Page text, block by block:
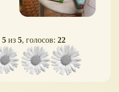
5 из 5, голосов: 22